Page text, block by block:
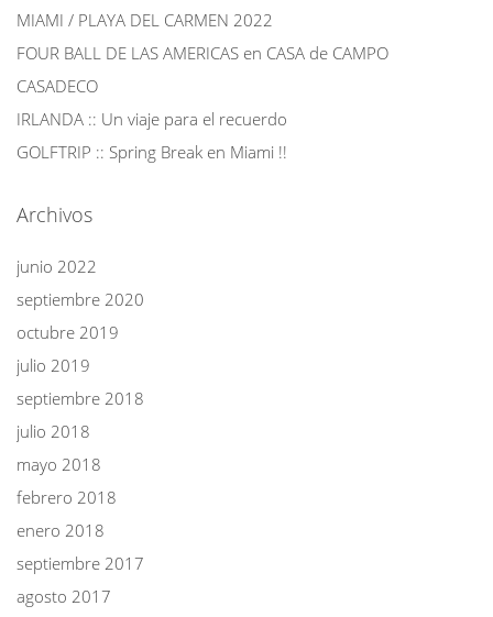
MIAMI / PLAYA DEL CARMEN 2022
FOUR BALL DE LAS AMERICAS en CASA de CAMPO
CASADECO
IRLANDA :: Un viaje para el recuerdo
GOLFTRIP :: Spring Break en Miami !!
Archivos
junio 2022
septiembre 2020
octubre 2019
julio 2019
septiembre 2018
julio 2018
mayo 2018
febrero 2018
enero 2018
septiembre 2017
agosto 2017